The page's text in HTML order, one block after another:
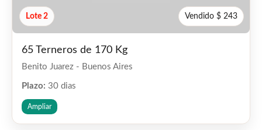
Lote 2 Vendido $ 243
65 Terneros de 170 Kg
Benito Juarez - Buenos Aires
Plazo: 30 dias
Ampliar